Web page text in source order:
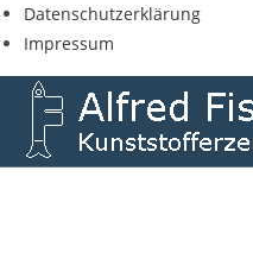
Datenschutzerklärung
Impressum